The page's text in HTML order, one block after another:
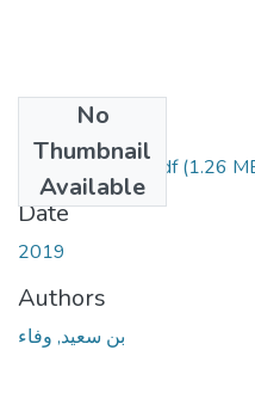
No
Thumbnail
Available
Bensaid-Wafaa.pdf(1.26
Date
2019
Authors
بن سعيد, وفاء